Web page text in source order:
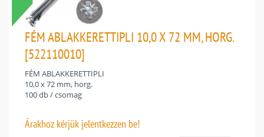
FÉM ABLAKKERETTIPLI 10,0 X 72 MM, HORG.
[522110010]
FÉM ABLAKKERETTIPLI
10,0 x 72 mm, horg.
100 db / csomag
Árakhoz kérjük jelentkezzen be!